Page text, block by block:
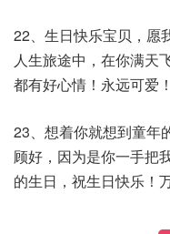
22、生日快乐宝贝，愿
人生旅途中，在你满天
都有好心情！永远可爱！
23、想着你就想到童年
顾好，因为是你一手把
的生日，祝生日快乐！